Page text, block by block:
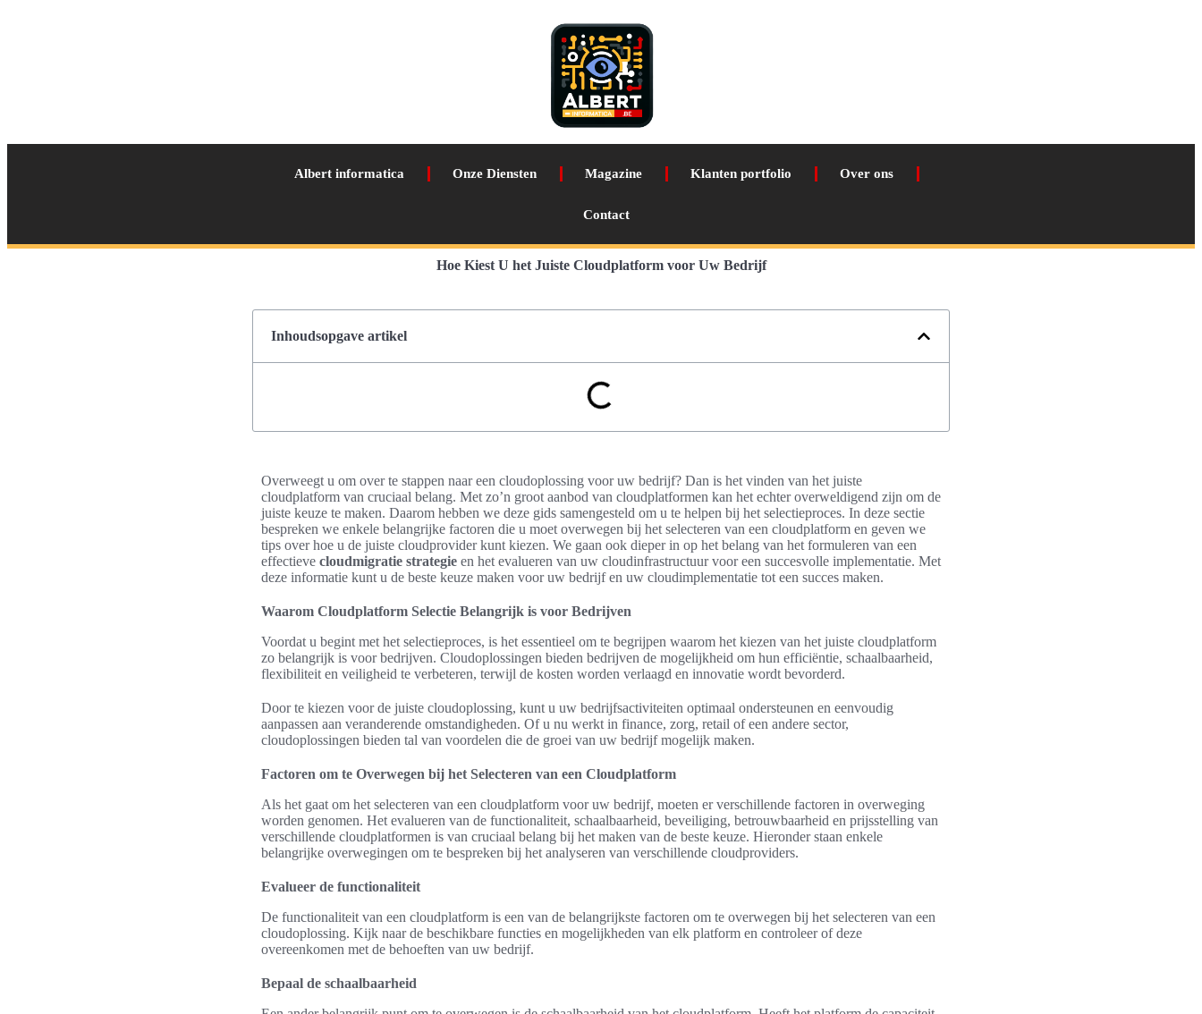
Albert informatica Onze Diensten Magazine Klanten portfolio Over ons
Contact
Hoe Kiest U het Juiste Cloudplatform voor Uw Bedrijf
Inhoudsopgave artikel
Overweegt u om over te stappen naar een cloudoplossing voor uw bedrijf? Dan is het vinden van het juiste
cloudplatform van cruciaal belang. Met zo’n groot aanbod van cloudplatformen kan het echter overweldigend zijn om de
juiste keuze te maken. Daarom hebben we deze gids samengesteld om u te helpen bij het selectieproces. In deze sectie
bespreken we enkele belangrijke factoren die u moet overwegen bij het selecteren van een cloudplatform en geven we
tips over hoe u de juiste cloudprovider kunt kiezen. We gaan ook dieper in op het belang van het formuleren van een
effectieve cloudmigratie strategie en het evalueren van uw cloudinfrastructuur voor een succesvolle implementatie. Met
deze informatie kunt u de beste keuze maken voor uw bedrijf en uw cloudimplementatie tot een succes maken.
Waarom Cloudplatform Selectie Belangrijk is voor Bedrijven
Voordat u begint met het selectieproces, is het essentieel om te begrijpen waarom het kiezen van het juiste cloudplatform
zo belangrijk is voor bedrijven. Cloudoplossingen bieden bedrijven de mogelijkheid om hun efficiëntie, schaalbaarheid,
flexibiliteit en veiligheid te verbeteren, terwijl de kosten worden verlaagd en innovatie wordt bevorderd.
Door te kiezen voor de juiste cloudoplossing, kunt u uw bedrijfsactiviteiten optimaal ondersteunen en eenvoudig
aanpassen aan veranderende omstandigheden. Of u nu werkt in finance, zorg, retail of een andere sector,
cloudoplossingen bieden tal van voordelen die de groei van uw bedrijf mogelijk maken.
Factoren om te Overwegen bij het Selecteren van een Cloudplatform
Als het gaat om het selecteren van een cloudplatform voor uw bedrijf, moeten er verschillende factoren in overweging
worden genomen. Het evalueren van de functionaliteit, schaalbaarheid, beveiliging, betrouwbaarheid en prijsstelling van
verschillende cloudplatformen is van cruciaal belang bij het maken van de beste keuze. Hieronder staan enkele
belangrijke overwegingen om te bespreken bij het analyseren van verschillende cloudproviders.
Evalueer de functionaliteit
De functionaliteit van een cloudplatform is een van de belangrijkste factoren om te overwegen bij het selecteren van een
cloudoplossing. Kijk naar de beschikbare functies en mogelijkheden van elk platform en controleer of deze
overeenkomen met de behoeften van uw bedrijf.
Bepaal de schaalbaarheid